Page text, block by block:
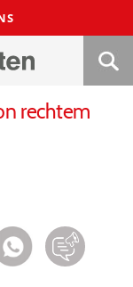
rechtem